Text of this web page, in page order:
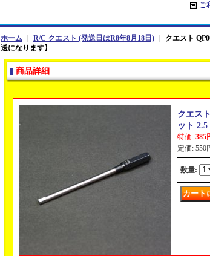
ご
ホーム R/C クエスト (発送日はR8年8月18日)
クエスト
送になります】
商品詳細
クエス
ット
特価: 385
定価: 550
数量: